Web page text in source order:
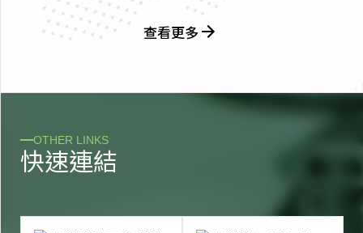
查看更多
OTHER LINKS
快速連結